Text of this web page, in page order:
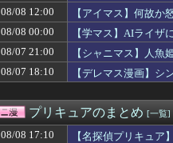
【議論】長文タイトルはダサい？
【画像】カノカリ女、あまりにも
※【ガンダムX】ロアビィがエアマ
『トリコ』が天下取れなかった理
【ラブライブ！】菅叶和さん、高
ＦＦ史上最高傑作は？ニワカ「4
【仮面ライダー電王】ウラタロス
「BLEACH」のユーハバッハって
【画像】おい、これのどこが初音
08/08 12:00
【アイマス】何故か
08/08 00:00
【学マス】AIライザ
08/07 21:00
【シャニマス】人
08/07 18:10
【デレマス漫画】
プリキュアのまとめ [一覧]
08/08 17:10
【名探偵プリキュア